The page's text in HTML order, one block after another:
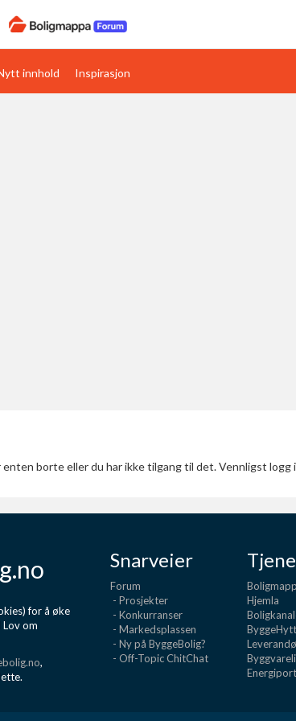
Boligens papirer
innhold Inspirasjon
borte eller du har ikke tilgang til det. Vennligst logg
for å øke
Lov om
,
Snarveier
Forum
- Prosjekter
- Konkurranser
- Markedsplassen
- Ny på ByggeBolig?
- Off-Topic ChitChat
Hjemla